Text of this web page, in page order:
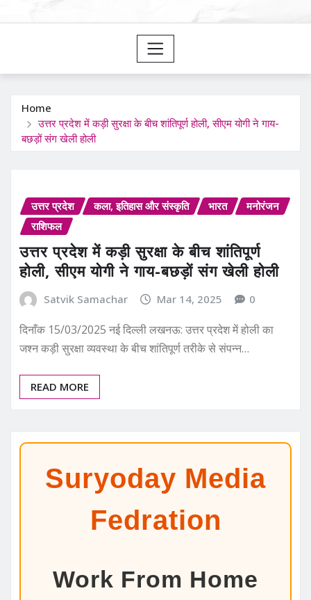
Home
उत्तर प्रदेश में कड़ी सुरक्षा के बीच शांतिपूर्ण होली, सीएम योगी ने गाय-
बछड़ों संग खेली होली
उत्तर प्रदेश कला, इतिहास और संस्कृति भारत
मनोरंजन
राशिफल
उत्तर प्रदेश में कड़ी सुरक्षा के बीच शांतिपूर्ण
होली, सीएम योगी ने गाय-बछड़ों संग खेली होली
Satvik Samachar Mar 14, 2025 0
दिनाँक 15/03/2025 नई दिल्ली लखनऊ: उत्तर प्रदेश में होली का
जश्न कड़ी सुरक्षा व्यवस्था के बीच शांतिपूर्ण तरीके से संपन्न…
READ MORE
Suryoday Media
Fedration
Work From Home